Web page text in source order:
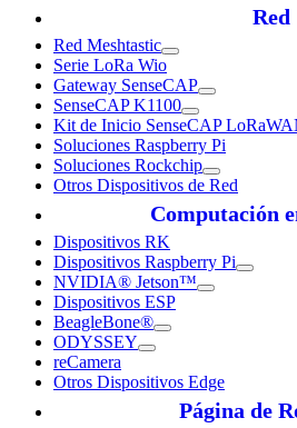
Red
Red Meshtastic
Serie LoRa Wio
Gateway SenseCAP
SenseCAP K1100
Kit de Inicio SenseCAP
Soluciones Raspberry Pi
Soluciones Rockchip
Otros Dispositivos de Red
Computación
Dispositivos RK
Dispositivos Raspberry Pi
NVIDIA® Jetson™
Dispositivos ESP
BeagleBone®
ODYSSEY
reCamera
Otros Dispositivos Edge
Página de